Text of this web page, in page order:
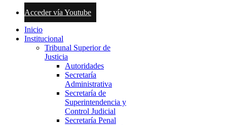
Acceder vía Youtube
Inicio
Institucional
Tribunal Superior de
Justicia
Autoridades
Secretaría
Administrativa
Secretaría de
Superintendencia y
Control Judicial
Secretaría Penal